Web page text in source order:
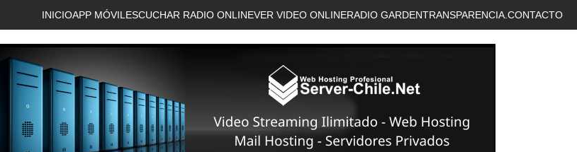
INICIOAPP MÓVIL ESCUCHAR RADIO ONLINEVER VIDEO ONLINERADIO GARDENTRANSPARENCIA. CONTACTO